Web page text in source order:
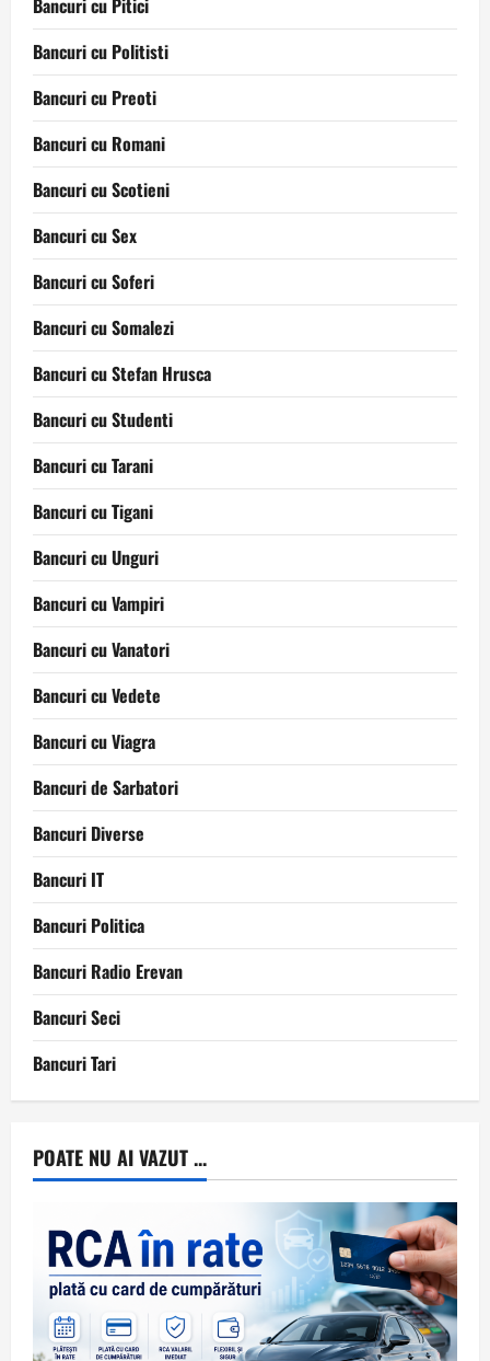
Bancuri cu Pitici
Bancuri cu Politisti
Bancuri cu Preoti
Bancuri cu Romani
Bancuri cu Scotieni
Bancuri cu Sex
Bancuri cu Soferi
Bancuri cu Somalezi
Bancuri cu Stefan Hrusca
Bancuri cu Studenti
Bancuri cu Tarani
Bancuri cu Tigani
Bancuri cu Unguri
Bancuri cu Vampiri
Bancuri cu Vanatori
Bancuri cu Vedete
Bancuri cu Viagra
Bancuri de Sarbatori
Bancuri Diverse
Bancuri IT
Bancuri Politica
Bancuri Radio Erevan
Bancuri Seci
Bancuri Tari
POATE NU AI VAZUT ...